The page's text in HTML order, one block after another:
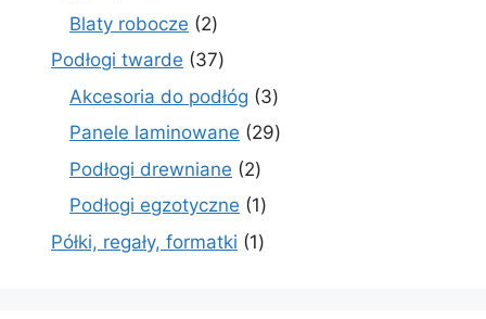
produkty
Blaty robocze 22
produkty
Podłogi twarde 3737
produktów
Akcesoria do podłóg 33
produkty
Panele laminowane 2929
Podłogi drewniane 22
produkty
Podłogi egzotyczne 11
produkt
Półki, regały, formatki 11